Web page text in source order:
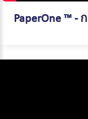
PaperOne ™